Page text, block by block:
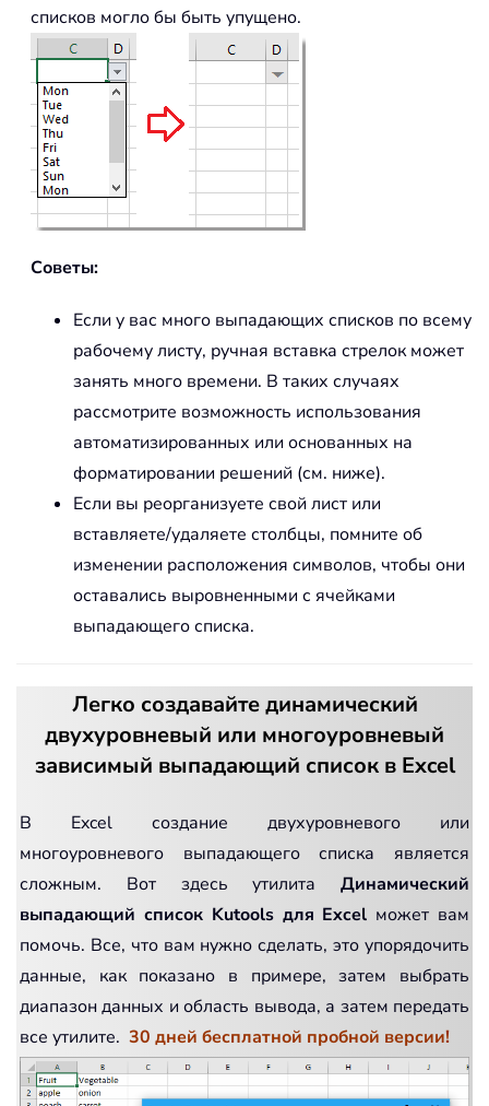
списков могло бы быть упущено.
Советы:
Если у вас много выпадающих списков по всему
рабочему листу, ручная вставка стрелок может
занять много времени. В таких случаях
рассмотрите возможность использования
автоматизированных или основанных на
форматировании решений (см. ниже).
Если вы реорганизуете свой лист или
вставляете/удаляете столбцы, помните об
изменении расположения символов, чтобы они
оставались выровненными с ячейками
выпадающего списка.
Легко создавайте динамический
двухуровневый или многоуровневый
зависимый выпадающий список в Excel
В Excel создание двухуровневого или
многоуровневого выпадающего списка является
сложным. Вот здесь утилита Динамический
выпадающий список Kutools для Excel может вам
помочь. Все, что вам нужно сделать, это упорядочить
данные, как показано в примере, затем выбрать
диапазон данных и область вывода, а затем передать
все утилите. 30 дней бесплатной пробной версии!